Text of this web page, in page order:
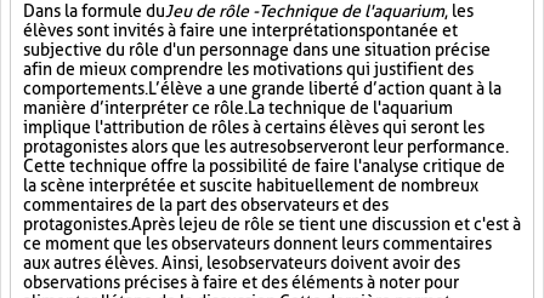
Dans la formule duJeu de rôle - Technique de l'aquarium, les
élèves sont invités à faire une interprétation spontanée et
subjective du rôle d'un personnage dans une situation précise
afin de mieux comprendre les motivations qui justifient des
comportements. L’élève a une grande liberté d’action quant à la
manière d’interpréter ce rôle. La technique de l'aquarium
implique l'attribution de rôles à certains élèves qui seront les
protagonistes alors que les autres observeront leur performance.
Cette technique offre la possibilité de faire l'analyse critique de
la scène interprétée et suscite habituellement de nombreux
commentaires de la part des observateurs et des
protagonistes. Après le jeu de rôle se tient une discussion et c'est à
ce moment que les observateurs donnent leurs commentaires
aux autres élèves. Ainsi, les observateurs doivent avoir des
observations précises à faire et des éléments à noter pour